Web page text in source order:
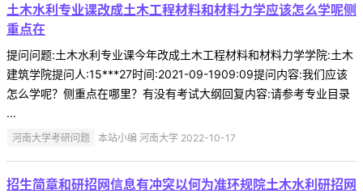
土木水利专业课改成土木工程材料和材料力学应该怎么学呢侧
重点在
提问问题:土木水利专业课今年改成土木工程材料和材料力学学院:土木
建筑学院提问人:15***27时间:2021-09-1909:09提问内容:我们应该
怎么学呢？侧重点在哪里？有没有考试大纲回复内容:请参考专业目录
...
河南大学考研问题 本站小编 河南大学 2022-10-17
招生简章和研招网信息有冲突以何为准环规院土木水利研招网